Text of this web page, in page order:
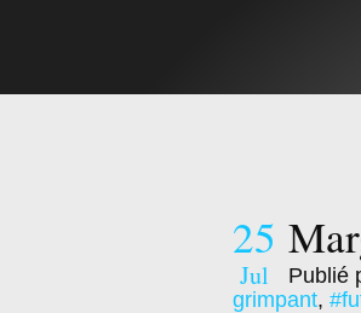
25
Jul Publié
grimpant,